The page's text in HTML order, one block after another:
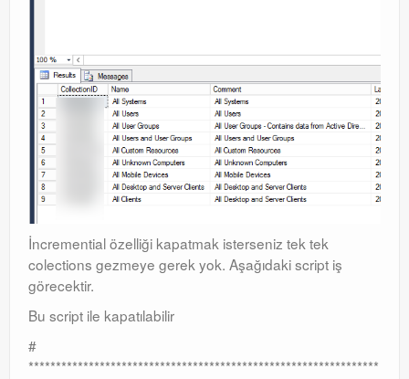
İncremential özelliği kapatmak isterseniz tek tek
colections gezmeye gerek yok. Aşağıdaki script iş
görecektir.
Bu script ile kapatılabilir
#
****************************************************************